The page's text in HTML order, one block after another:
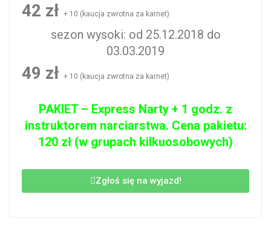
42 zł + 10 (kaucja zwrotna za karnet)
sezon wysoki: od 25.12.2018 do
03.03.2019
49 zł + 10 (kaucja zwrotna za karnet)
PAKIET – Express Narty + 1 godz. z
instruktorem narciarstwa. Cena pakietu:
120 zł (w grupach kilkuosobowych)
Zgłoś się na wyjazd!